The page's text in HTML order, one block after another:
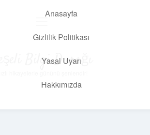
Anasayfa
Gizlilik Politikası
Yasal Uyarı
Hakkımızda
Neşeli Bilgi Durağı